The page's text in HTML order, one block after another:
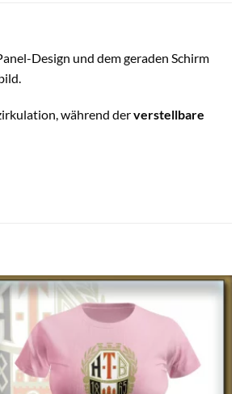
Design und dem geraden Schirm
während derverstellbare
Wunschliste